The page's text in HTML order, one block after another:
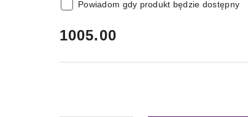
Powiadom gdy produkt będzie dostępny
cena:
1005.00